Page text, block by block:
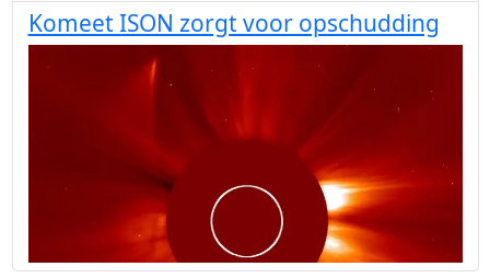
Komeet ISON zorgt voor opschudding